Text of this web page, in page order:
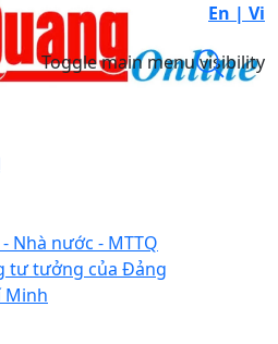
En | Vi
Toggle main menu visibility
Nhà nước - MTTQ
tư tưởng của Đảng
Minh